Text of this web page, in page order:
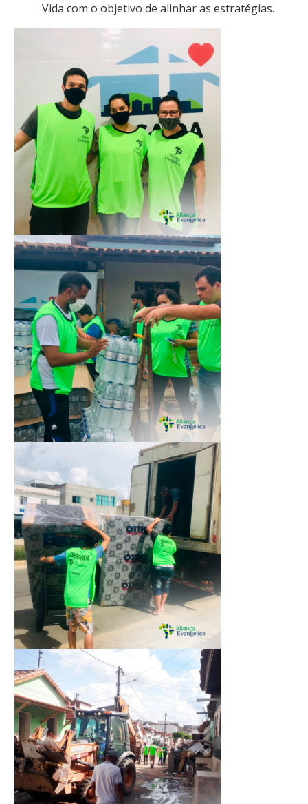
Vida com o objetivo de alinhar as estratégias.